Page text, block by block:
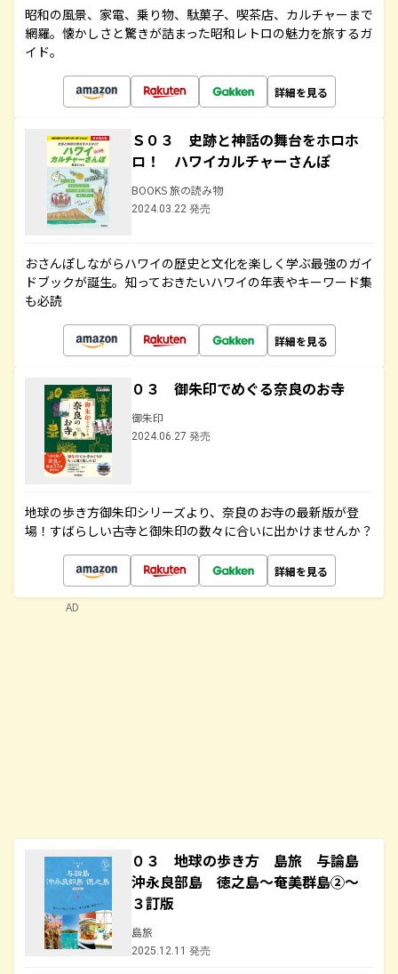
昭和の風景、家電、乗り物、駄菓子、喫茶店、カルチャーまで
網羅。懐かしさと驚きが詰まった昭和レトロの魅力を旅するガ
イド。
詳細を見る
Ｓ０３ 史跡と神話の舞台をホロホ
ロ！ ハワイカルチャーさんぽ
BOOKS 旅の読み物
2024.03.22 発売
おさんぽしながらハワイの歴史と文化を楽しく学ぶ最強のガイ
ドブックが誕生。知っておきたいハワイの年表やキーワード集
も必読
詳細を見る
０３ 御朱印でめぐる奈良のお寺
御朱印
2024.06.27 発売
地球の歩き方御朱印シリーズより、奈良のお寺の最新版が登
場！すばらしい古寺と御朱印の数々に合いに出かけませんか？
詳細を見る
０３ 地球の歩き方 島旅 与論島
沖永良部島 徳之島～奄美群島②～
３訂版
島旅
2025.12.11 発売
AD